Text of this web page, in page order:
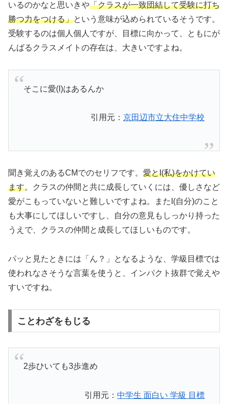
いるのかなと思いきや「クラスが一致団結して受験に打ち
勝つ力をつける」という意味が込められているそうです。
受験するのは個人個人ですが、目標に向かって、ともにが
んばるクラスメイトの存在は、大きいですよね。
そこに愛(I)はあるんか
引用元：京田辺市立大住中学校
聞き覚えのあるCMでのセリフです。 愛とI(私)をかけてい
ます。クラスの仲間と共に成長していくには、優しさなど
愛がこもっていないと難しいですよね。またI(自分)のこと
も大事にしてほしいですし、自分の意見もしっかり持った
うえで、クラスの仲間と成長してほしいものです。
パッと見たときには「ん？」となるような、学級目標では
使われなさそうな言葉を使うと、インパクト抜群で覚えや
すいですね。
ことわざをもじる
2歩ひいても3歩進め
引用元：中学生 面白い 学級 目標